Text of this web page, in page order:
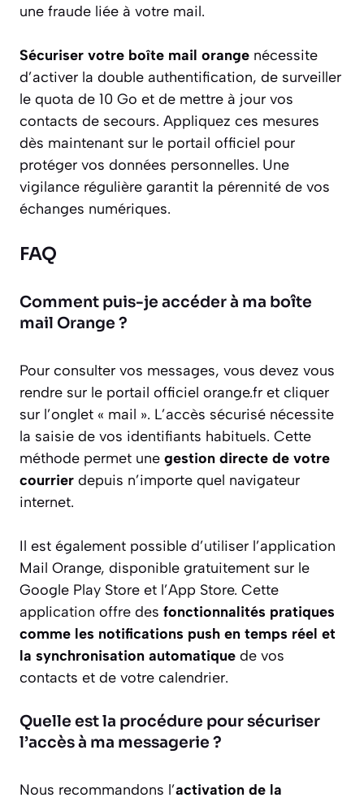
une fraude liée à votre mail.
Sécuriser votre boîte mail orange nécessite
d’activer la double authentification, de surveiller
le quota de 10 Go et de mettre à jour vos
contacts de secours. Appliquez ces mesures
dès maintenant sur le portail officiel pour
protéger vos données personnelles. Une
vigilance régulière garantit la pérennité de vos
échanges numériques.
FAQ
Comment puis-je accéder à ma boîte
mail Orange ?
Pour consulter vos messages, vous devez vous
rendre sur le portail officiel orange.fr et cliquer
sur l’onglet « mail ». L’accès sécurisé nécessite
la saisie de vos identifiants habituels. Cette
méthode permet une gestion directe de votre
courrier depuis n’importe quel navigateur
internet.
Il est également possible d’utiliser l’application
Mail Orange, disponible gratuitement sur le
Google Play Store et l’App Store. Cette
application offre des fonctionnalités pratiques
comme les notifications push en temps réel et
la synchronisation automatique de vos
contacts et de votre calendrier.
Quelle est la procédure pour sécuriser
l’accès à ma messagerie ?
Nous recommandons l’activation de la